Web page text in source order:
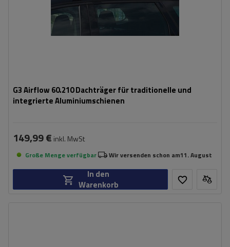
G3 Airflow 60.210 Dachträger für traditionelle und
integrierte Aluminiumschienen
149,99 € inkl. MwSt
Große Menge verfügbar Wir versenden schon am11. August
In den
Warenkorb